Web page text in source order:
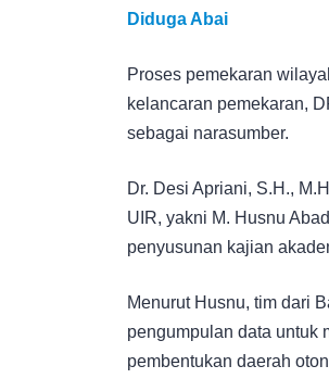
Diduga Abai
Proses pemekaran
kelancaran pemekaran,
sebagai narasumber.
Dr. Desi Apriani, S.H.,
UIR, yakni M. Husnu
penyusunan kajian
Menurut Husnu, tim dari
pengumpulan data untuk
pembentukan daerah